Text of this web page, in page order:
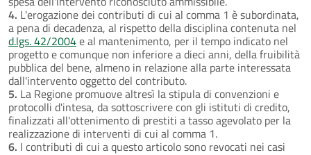
4. L'erogazione dei contributi di cui al comma 1 è subordinata,
a pena di decadenza, al rispetto della disciplina contenuta nel
d.lgs. 42/2004e al mantenimento, per il tempo indicato nel
progetto e comunque non inferiore a dieci anni, della fruibilità
pubblica del bene, almeno in relazione alla parte interessata
dall'intervento oggetto del contributo.
5. La Regione promuove altresì la stipula di convenzioni e
protocolli d'intesa, da sottoscrivere con gli istituti di credito,
finalizzati all'ottenimento di prestiti a tasso agevolato per la
realizzazione di interventi di cui al comma 1.
6. I contributi di cui a questo articolo sono revocati nei casi